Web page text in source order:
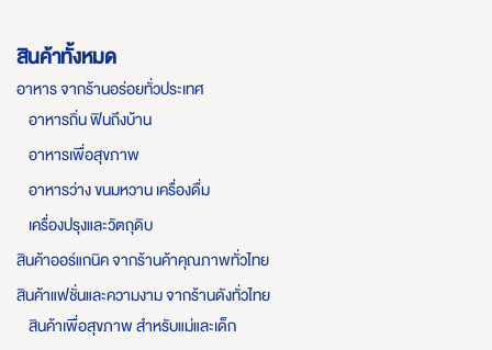
สินค้าทั้งหมด
อาหาร จากร้านอร่อยทั่วประเทศ
อาหารถิ่น ฟินถึงบ้าน
อาหารเพื่อสุขภาพ
อาหารว่าง ขนมหวาน เครื่องดื่ม
เครื่องปรุงและวัตถุดิบ
สินค้าออร์แกนิค จากร้านค้าคุณภาพทั่วไทย
สินค้าแฟชั่นและความงาม จากร้านดังทั่วไทย
สินค้าเพื่อสุขภาพ สำหรับแม่และเด็ก